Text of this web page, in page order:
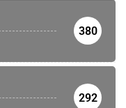
380
292